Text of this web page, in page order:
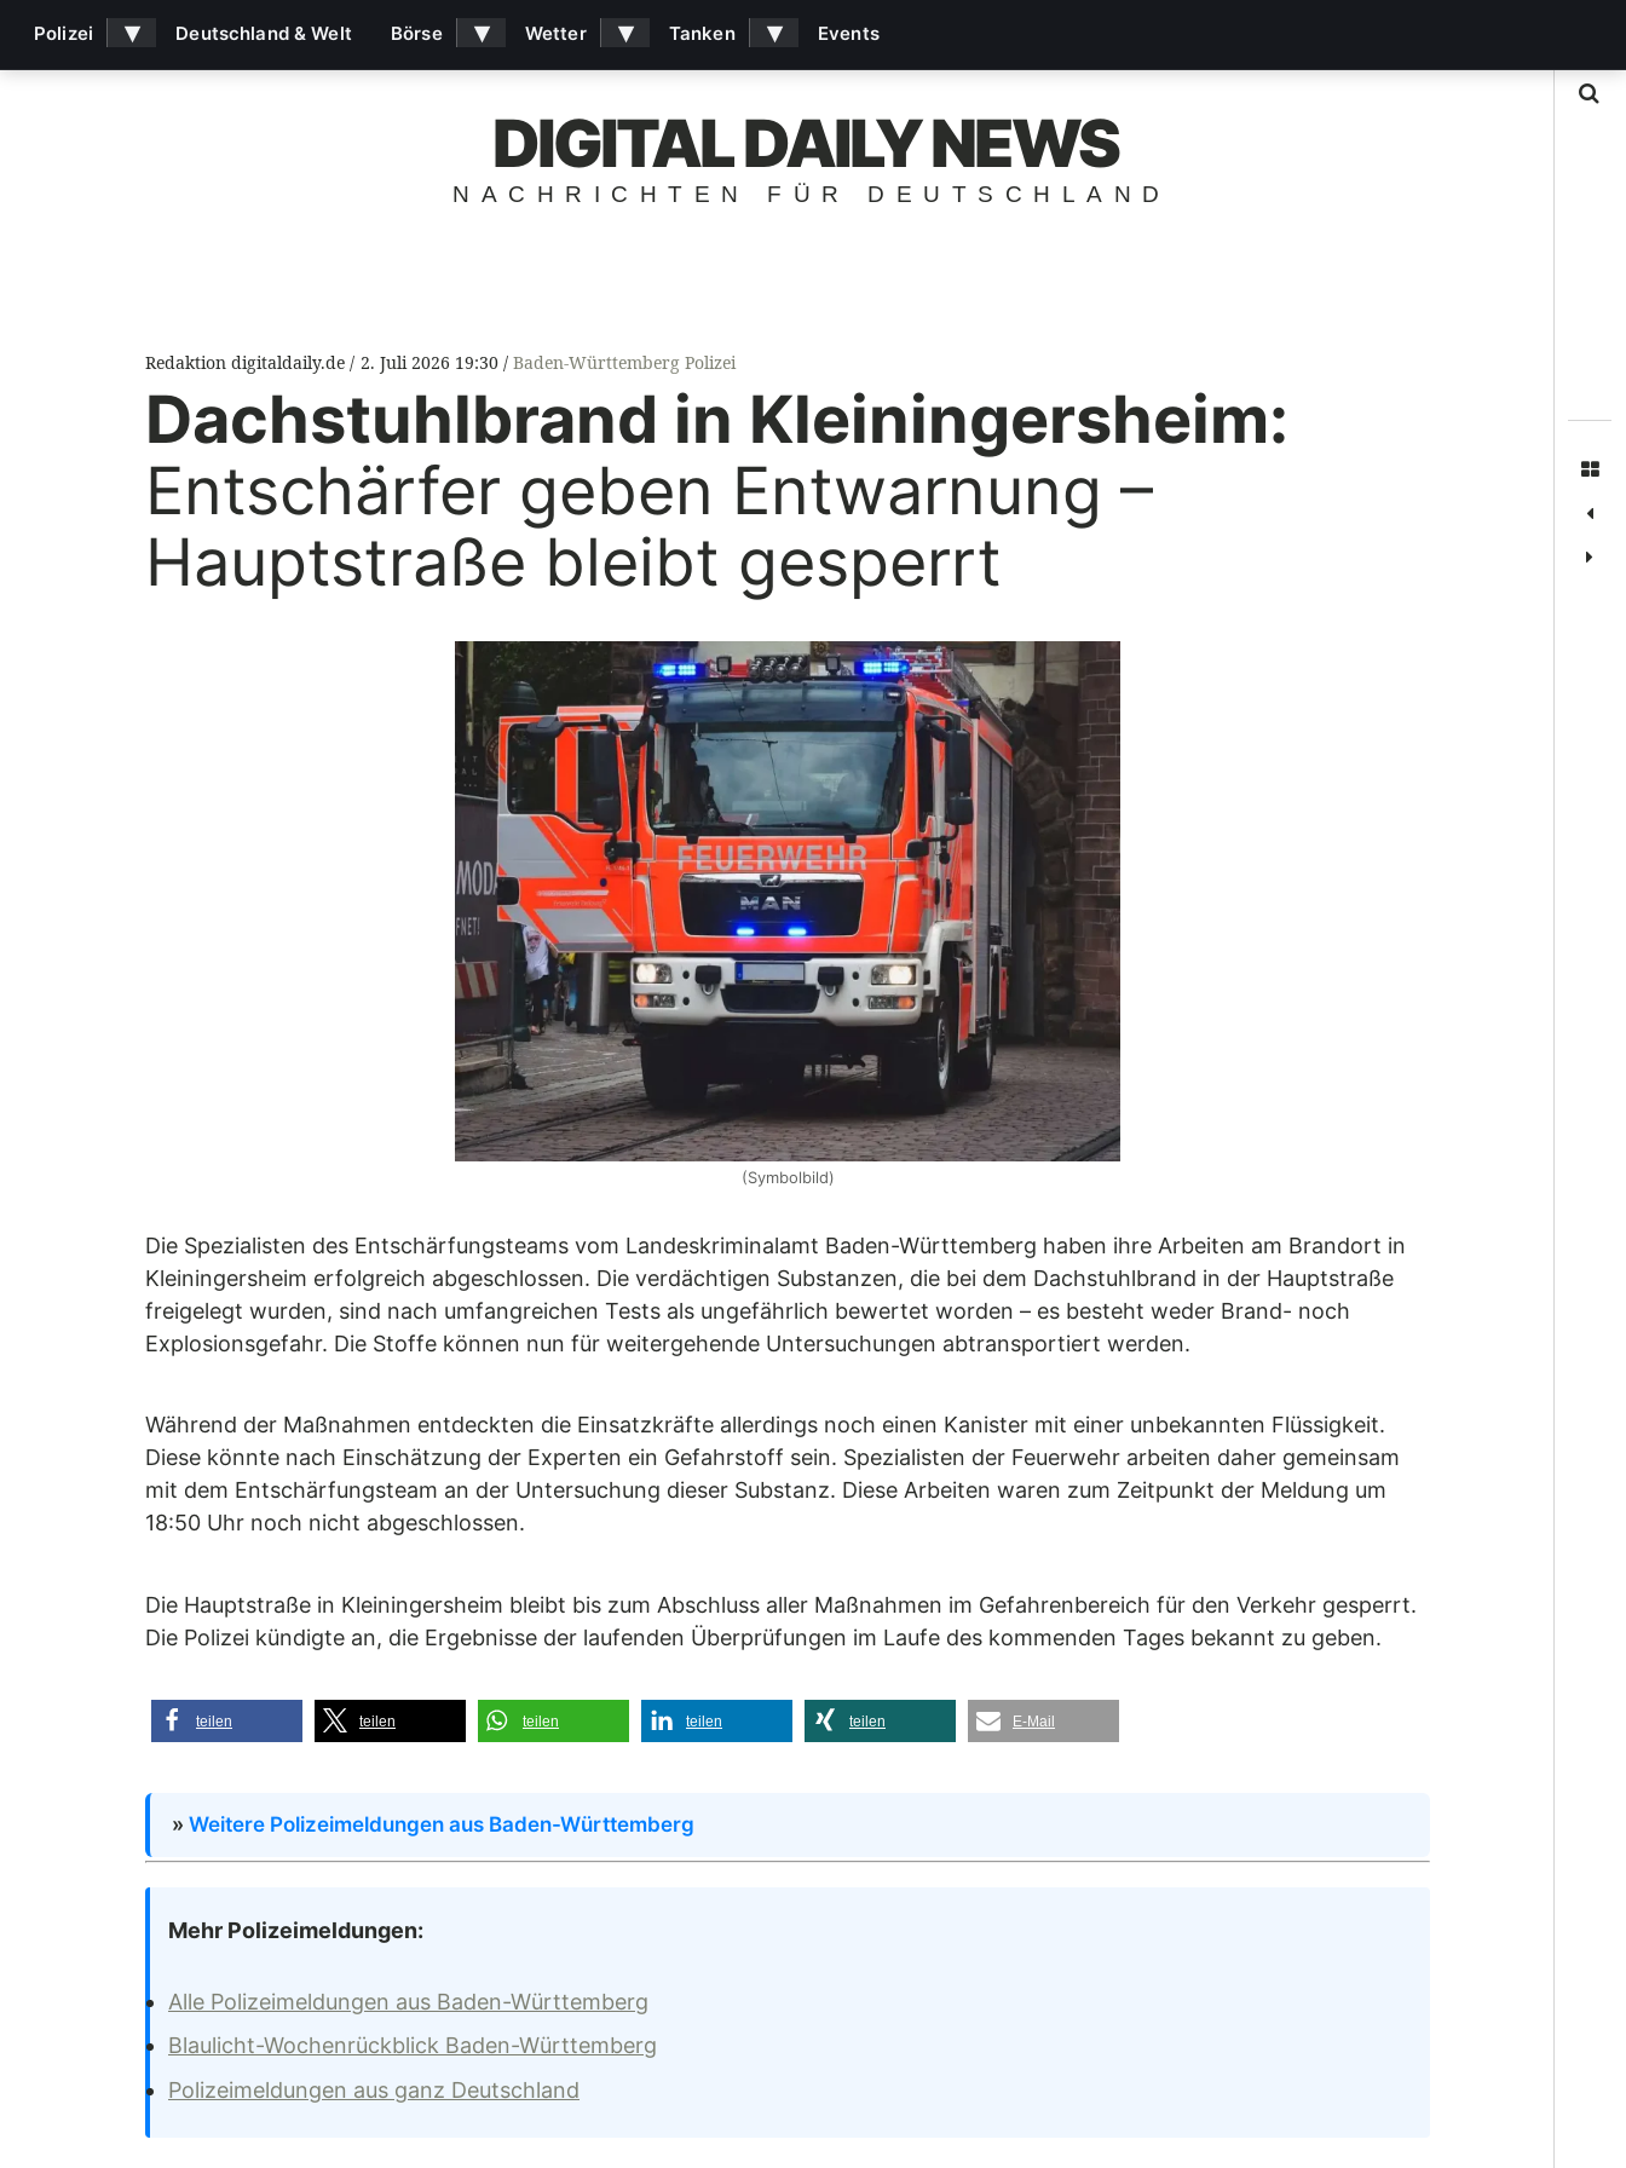
DIGITAL DAILY NEWS
NACHRICHTEN FÜR DEUTSCHLAND
Redaktion digitaldaily.de 2. Juli 2026 19:30 Baden-Württemberg Polizei
Dachstuhlbrand in Kleiningersheim:
Entschärfer geben Entwarnung –
Hauptstraße bleibt gesperrt
(Symbolbild)
Die Spezialisten des Entschärfungsteams vom Landeskriminalamt Baden-Württemberg haben ihre Arbeiten am Brandort in
Kleiningersheim erfolgreich abgeschlossen. Die verdächtigen Substanzen, die bei dem Dachstuhlbrand in der Hauptstraße
freigelegt wurden, sind nach umfangreichen Tests als ungefährlich bewertet worden – es besteht weder Brand- noch
Explosionsgefahr. Die Stoffe können nun für weitergehende Untersuchungen abtransportiert werden.
Während der Maßnahmen entdeckten die Einsatzkräfte allerdings noch einen Kanister mit einer unbekannten Flüssigkeit.
Diese könnte nach Einschätzung der Experten ein Gefahrstoff sein. Spezialisten der Feuerwehr arbeiten daher gemeinsam
mit dem Entschärfungsteam an der Untersuchung dieser Substanz. Diese Arbeiten waren zum Zeitpunkt der Meldung um
18:50 Uhr noch nicht abgeschlossen.
Die Hauptstraße in Kleiningersheim bleibt bis zum Abschluss aller Maßnahmen im Gefahrenbereich für den Verkehr gesperrt.
Die Polizei kündigte an, die Ergebnisse der laufenden Überprüfungen im Laufe des kommenden Tages bekannt zu geben.
teilen teilen teilen teilen teilen E-Mail
» Weitere Polizeimeldungen aus Baden-Württemberg
Mehr Polizeimeldungen:
Alle Polizeimeldungen aus Baden-Württemberg
Blaulicht-Wochenrückblick Baden-Württemberg
Polizeimeldungen aus ganz Deutschland
Polizei ▾ Deutschland & Welt Börse ▾ Wetter ▾ Tanken ▾ Events